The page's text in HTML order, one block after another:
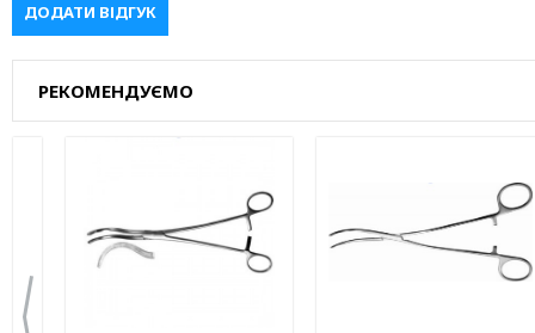
ДОДАТИ ВІДГУК
РЕКОМЕНДУЄМО